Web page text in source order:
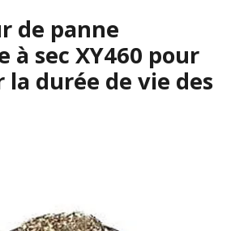
de panne
à sec XY460 pour
la durée de vie des